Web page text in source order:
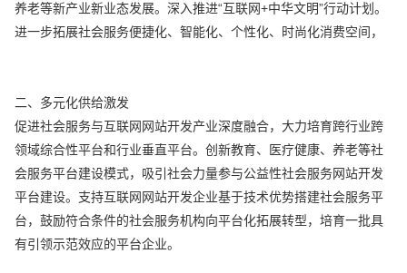
养老等新产业新业态发展。深入推进“互联网+中华文明”行动计划。
进一步拓展社会服务便捷化、智能化、个性化、时尚化消费空间，
二、多元化供给激发
促进社会服务与互联网网站开发产业深度融合，大力培育跨行业跨
领域综合性平台和行业垂直平台。创新教育、医疗健康、养老等社
会服务平台建设模式，吸引社会力量参与公益性社会服务网站开发
平台建设。支持互联网网站开发企业基于技术优势搭建社会服务平
台，鼓励符合条件的社会服务机构向平台化拓展转型，培育一批具
有引领示范效应的平台企业。